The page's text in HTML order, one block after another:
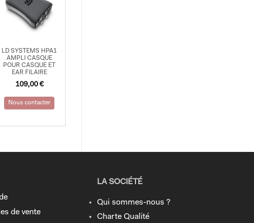
LD SYSTEMS HPA1
AMPLI CASQUE
POUR CASQUE ET
EAR FILAIRE
109,00 €
Nous contacter
de vente
LA SOCIÉTÉ
Qui sommes-nous ?
Charte Qualité